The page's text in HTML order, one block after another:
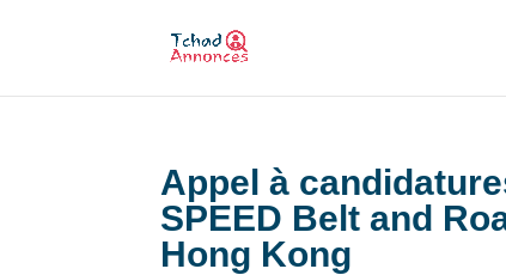
Appel à
SPEED Belt and
Hong Kong